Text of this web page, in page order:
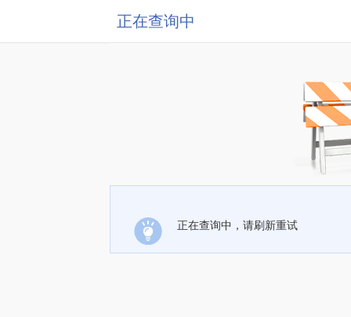
正在查询中
正在查询中，请刷新重试